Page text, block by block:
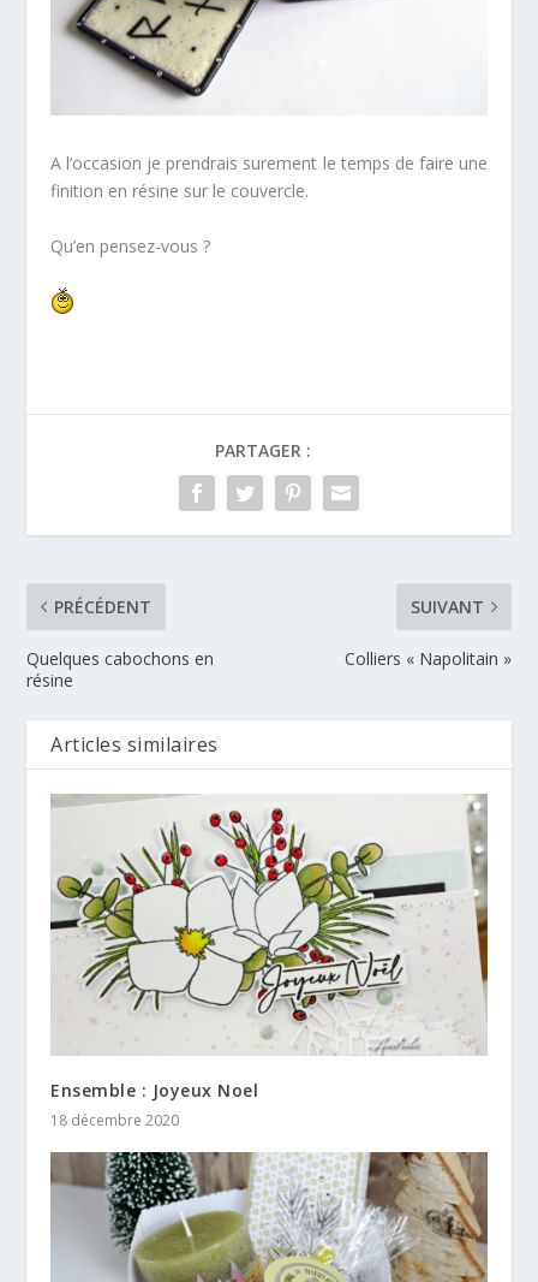
A l’occasion je prendrais surement le temps de faire une
finition en résine sur le couvercle.
Qu’en pensez-vous ?
PARTAGER :
PRÉCÉDENT
Quelques cabochons en
résine
SUIVANT
Colliers « Napolitain »
Articles similaires
Ensemble : Joyeux Noel
18 décembre 2020